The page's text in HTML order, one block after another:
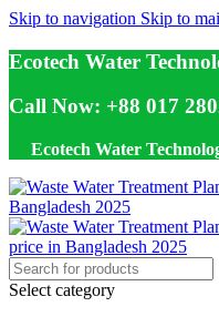
Skip to navigation Skip to
Ecotech Water
Call Now: +88 017
Ecotech Water
Select category